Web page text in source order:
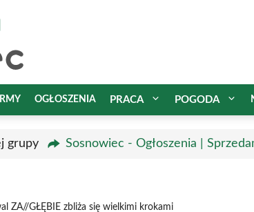
OGŁOSZENIA PRACA POGODA
grupy Sosnowiec - Ogłoszenia |
ZA//GŁĘBIE zbliża się wielkimi krokami